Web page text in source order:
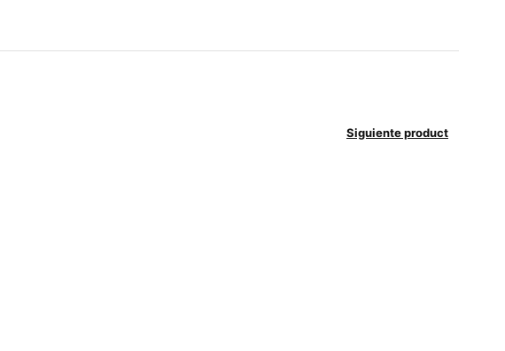
Siguiente product